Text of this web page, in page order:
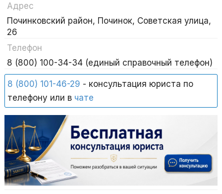
Адрес
Починковский район, Починок, Советская улица,
26
Телефон
8 (800) 100-34-34 (единый справочный телефон)
8 (800) 101-46-29 - консультация юриста по
телефону или в чате